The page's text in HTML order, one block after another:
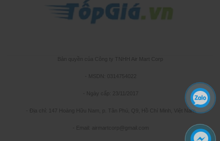
Bản quyền của Công ty TNHH Air Mart Corp
- MSDN: 0314754022
- Ngày cấp: 23/11/2017
- Địa chỉ: 147 Hoàng Hữu Nam, p. Tân Phú, Q9, Hồ Chí Minh, Việt Nam
- Email: airmartcorp@gmail.com